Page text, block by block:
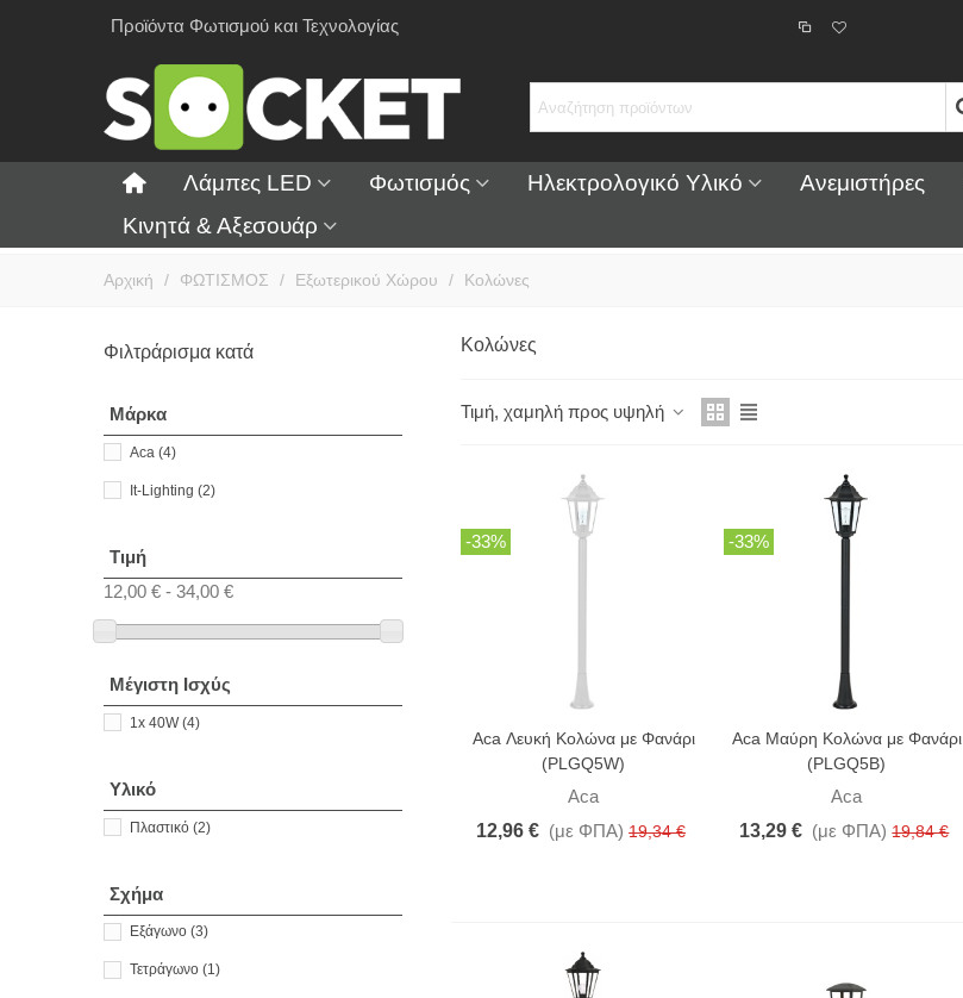
Προϊόντα Φωτισμού και Τεχνολογίας
Λάμπες LED Φωτισμός Ηλεκτρολογικό Υλικό Ανεμιστήρες
Κινητά & Αξεσουάρ
Αρχική / ΦΩΤΙΣΜΟΣ / Εξωτερικού Χώρου / Κολώνες
Φιλτράρισμα κατά
Μάρκα
Aca (4)
It-Lighting (2)
Τιμή
12,00 € - 34,00 €
Μέγιστη Ισχύς
1x 40W(4)
Υλικό
Πλαστικό (2)
Σχήμα
Εξάγωνο (3)
Τετράγωνο (1)
Κολώνες
Τιμή, χαμηλή προς υψηλή
-33%
Aca Λευκή Κολώνα με Φανάρι
(PLGQ5W)
Aca
12,96 € (με ΦΠΑ) 19,34 €
-33%
Aca Μαύρη Κολώνα με Φανάρι
(PLGQ5B)
Aca
13,29 € (με ΦΠΑ) 19,84 €